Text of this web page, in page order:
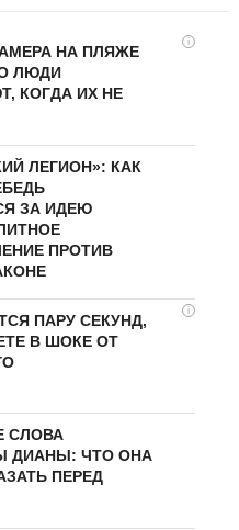
i
НА ПЛЯЖЕ
ЛЮДИ
КОГДА ИХ НЕ
ЛЕГИОН»: КАК
ЗА ИДЕЮ
ПРОТИВ
i
ПАРУ СЕКУНД,
В ШОКЕ ОТ
СЛОВА
ДИАНЫ: ЧТО ОНА
ПЕРЕД